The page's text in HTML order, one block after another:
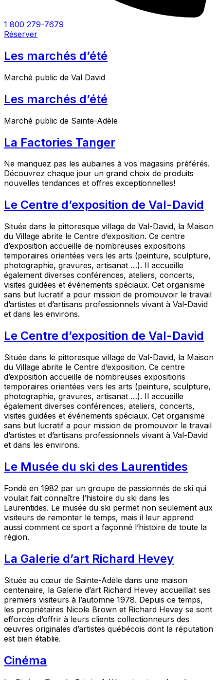
1 800 279-7679
Réserver
Les marchés d’été
Marché public de Val David
Les marchés d’été
Marché public de Sainte-Adèle
La Factories Tanger
Ne manquez pas les aubaines à vos magasins préférés.
Découvrez chaque jour un grand choix de produits
nouvelles tendances et offres exceptionnelles!
Le Centre d’exposition de Val-David
Située dans le pittoresque village de Val-David, la Maison
du Village abrite le Centre d’exposition. Ce centre
d’exposition accueille de nombreuses expositions
temporaires orientées vers les arts (peinture, sculpture,
photographie, gravures, artisanat …). Il accueille
également diverses conférences, ateliers, concerts,
visites guidées et événements spéciaux. Cet organisme
sans but lucratif a pour mission de promouvoir le travail
d’artistes et d’artisans professionnels vivant à Val-David
et dans les environs.
Le Centre d’exposition de Val-David
Située dans le pittoresque village de Val-David, la Maison
du Village abrite le Centre d’exposition. Ce centre
d’exposition accueille de nombreuses expositions
temporaires orientées vers les arts (peinture, sculpture,
photographie, gravures, artisanat …). Il accueille
également diverses conférences, ateliers, concerts,
visites guidées et événements spéciaux. Cet organisme
sans but lucratif a pour mission de promouvoir le travail
d’artistes et d’artisans professionnels vivant à Val-David
et dans les environs.
Le Musée du ski des Laurentides
Fondé en 1982 par un groupe de passionnés de ski qui
voulait fait connaître l’histoire du ski dans les
Laurentides. Le musée du ski permet non seulement aux
visiteurs de remonter le temps, mais il leur apprend
aussi comment ce sport a façonné l’histoire de toute la
région.
La Galerie d’art Richard Hevey
Située au cœur de Sainte-Adèle dans une maison
centenaire, la Galerie d’art Richard Hevey accueillait ses
premiers visiteurs à l’automne 1978. Depuis ce temps,
les propriétaires Nicole Brown et Richard Hevey se sont
efforcés d’offrir à leurs clients collectionneurs des
œuvres originales d’artistes québécois dont la réputation
est bien établie.
Cinéma